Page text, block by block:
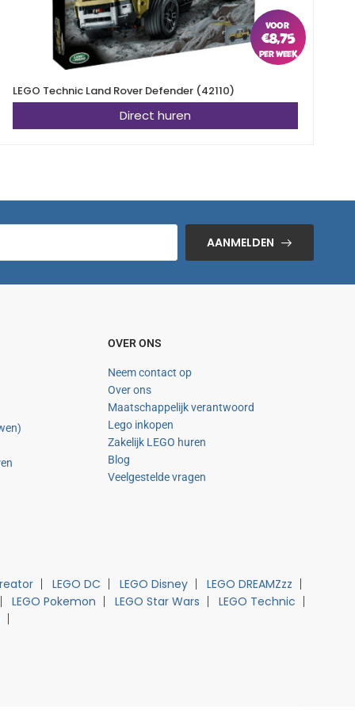
€8,75
LEGO Technic Land Rover Defender (42110)
Direct huren
AANMELDEN
OVER ONS
Neem contact op
Over ons
Maatschappelijk verantwoord
Lego inkopen
Zakelijk LEGO huren
Blog
Veelgestelde vragen
LEGO DC LEGO Disney
LEGO DREAMZzz
LEGO Pokemon LEGO Star Wars
LEGO Technic